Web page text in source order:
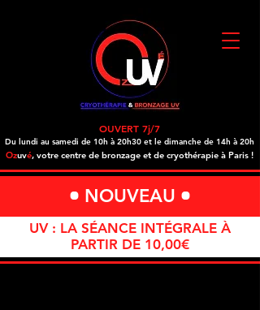
Du lundi au samedi de 10h à 20h30 et le dimanche de 14h à 20h
OUVERT 7j/7
UV : LA SÉANCE INTÉGRALE À
PARTIR DE 10,00€
• NOUVEAU •
Ozuvé, votre centre de bronzage et de cryothérapie à Paris !